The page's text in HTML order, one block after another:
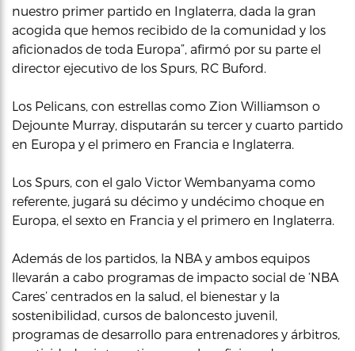
nuestro primer partido en Inglaterra, dada la gran
acogida que hemos recibido de la comunidad y los
aficionados de toda Europa”, afirmó por su parte el
director ejecutivo de los Spurs, RC Buford.
Los Pelicans, con estrellas como Zion Williamson o
Dejounte Murray, disputarán su tercer y cuarto partido
en Europa y el primero en Francia e Inglaterra.
Los Spurs, con el galo Victor Wembanyama como
referente, jugará su décimo y undécimo choque en
Europa, el sexto en Francia y el primero en Inglaterra.
Además de los partidos, la NBA y ambos equipos
llevarán a cabo programas de impacto social de ‘NBA
Cares’ centrados en la salud, el bienestar y la
sostenibilidad, cursos de baloncesto juvenil,
programas de desarrollo para entrenadores y árbitros,